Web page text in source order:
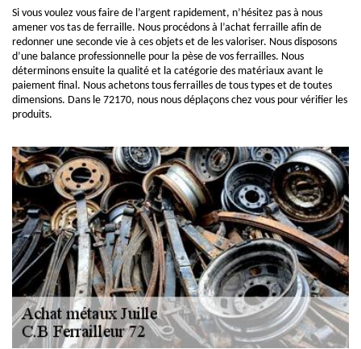
Si vous voulez vous faire de l’argent rapidement, n’hésitez pas à nous
amener vos tas de ferraille. Nous procédons à l’achat ferraille afin de
redonner une seconde vie à ces objets et de les valoriser. Nous disposons
d’une balance professionnelle pour la pèse de vos ferrailles. Nous
déterminons ensuite la qualité et la catégorie des matériaux avant le
paiement final. Nous achetons tous ferrailles de tous types et de toutes
dimensions. Dans le 72170, nous nous déplaçons chez vous pour vérifier les
produits.